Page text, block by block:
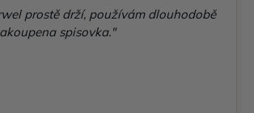
prostě drží, používám dlouhodobě
spisovka."